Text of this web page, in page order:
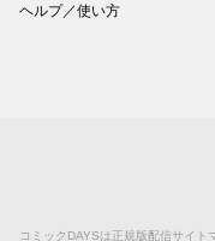
ヘルプ／使い方
コミックDAYSは正規版配信サイト